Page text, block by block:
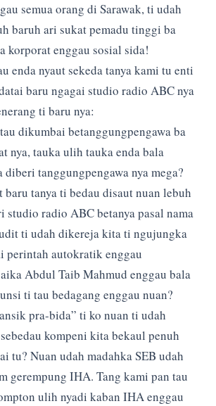
semua orang di Sarawak, ti udah
baruh ari sukat pemadu tinggi ba
korporat enggau sosial sida!
enda nyaut sekeda tanya kami tu enti
baru ngagai studio radio ABC nya
ti baru nya:
dikumbai betanggungpengawa ba
nya, tauka ulih tauka enda bala
diberi tanggungpengawa nya mega?
tanya ti bedau disaut nuan lebuh
studio radio ABC betanya pasal nama
ti udah dikereja kita ti ngujungka
perintah autokratik enggau
Abdul Taib Mahmud enggau bala
ti tau bedagang enggau nuan?
pra-bida” ti ko nuan ti udah
kompeni kita bekaul penuh
tu? Nuan udah madahka SEB udah
gerempung IHA. Tang kami pan tau
ulih nyadi kaban IHA enggau